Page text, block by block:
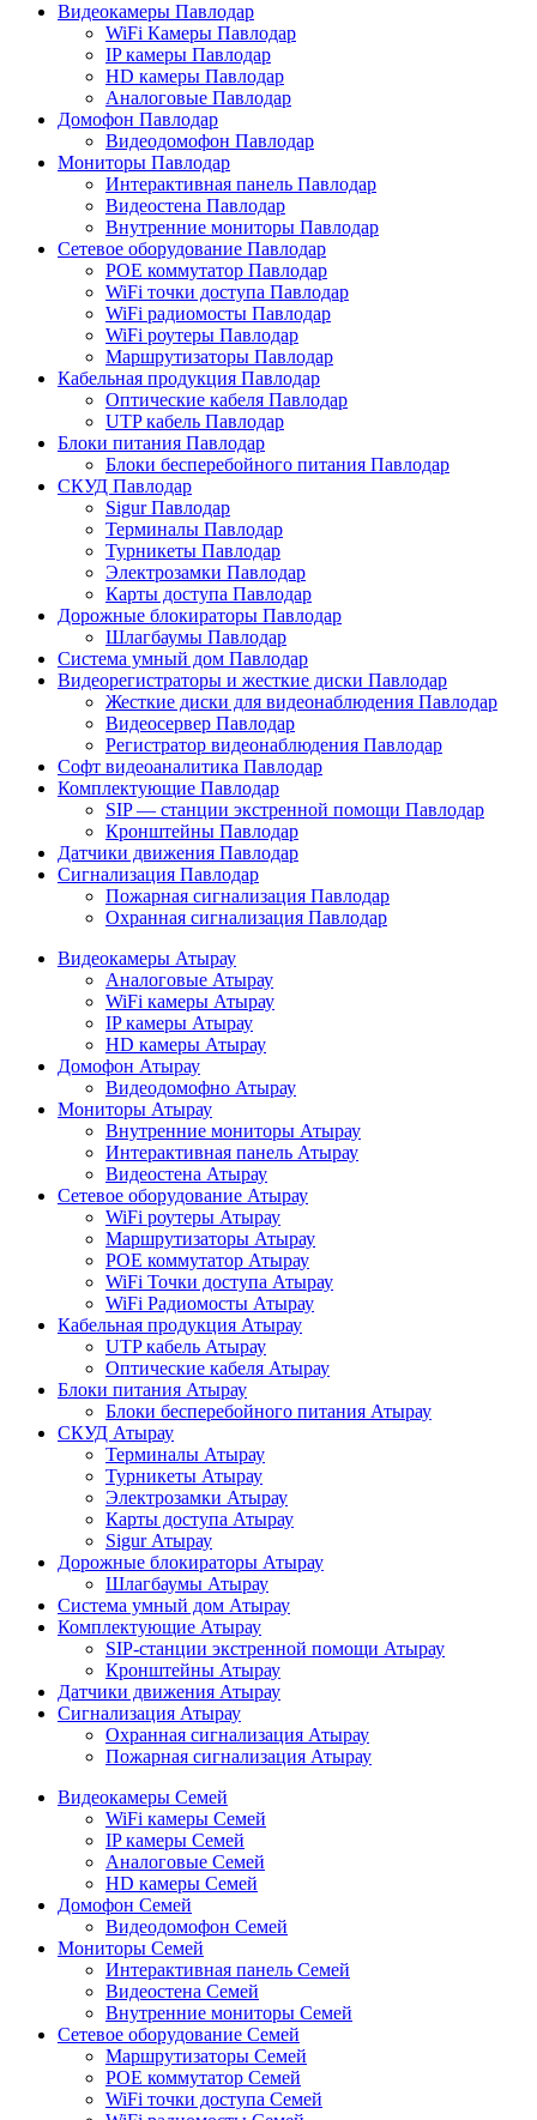
Видеокамеры Павлодар
WiFi Камеры Павлодар
IP камеры Павлодар
HD камеры Павлодар
Аналоговые Павлодар
Домофон Павлодар
Видеодомофон Павлодар
Мониторы Павлодар
Интерактивная панель Павлодар
Видеостена Павлодар
Внутренние мониторы Павлодар
Сетевое оборудование Павлодар
POE коммутатор Павлодар
WiFi точки доступа Павлодар
WiFi радиомосты Павлодар
WiFi роутеры Павлодар
Маршрутизаторы Павлодар
Кабельная продукция Павлодар
Оптические кабеля Павлодар
UTP кабель Павлодар
Блоки питания Павлодар
Блоки бесперебойного питания Павлодар
СКУД Павлодар
Sigur Павлодар
Терминалы Павлодар
Турникеты Павлодар
Электрозамки Павлодар
Карты доступа Павлодар
Дорожные блокираторы Павлодар
Шлагбаумы Павлодар
Система умный дом Павлодар
Видеорегистраторы и жесткие диски Павлодар
Жесткие диски для видеонаблюдения Павлодар
Видеосервер Павлодар
Регистратор видеонаблюдения Павлодар
Софт видеоаналитика Павлодар
Комплектующие Павлодар
SIP — станции экстренной помощи Павлодар
Кронштейны Павлодар
Датчики движения Павлодар
Сигнализация Павлодар
Пожарная сигнализация Павлодар
Охранная сигнализация Павлодар
Видеокамеры Атырау
Аналоговые Атырау
WiFi камеры Атырау
IP камеры Атырау
HD камеры Атырау
Домофон Атырау
Видеодомофно Атырау
Мониторы Атырау
Внутренние мониторы Атырау
Интерактивная панель Атырау
Видеостена Атырау
Сетевое оборудование Атырау
WiFi роутеры Атырау
Маршрутизаторы Атырау
POE коммутатор Атырау
WiFi Точки доступа Атырау
WiFi Радиомосты Атырау
Кабельная продукция Атырау
UTP кабель Атырау
Оптические кабеля Атырау
Блоки питания Атырау
Блоки бесперебойного питания Атырау
СКУД Атырау
Терминалы Атырау
Турникеты Атырау
Электрозамки Атырау
Карты доступа Атырау
Sigur Атырау
Дорожные блокираторы Атырау
Шлагбаумы Атырау
Система умный дом Атырау
Комплектующие Атырау
SIP-станции экстренной помощи Атырау
Кронштейны Атырау
Датчики движения Атырау
Сигнализация Атырау
Охранная сигнализация Атырау
Пожарная сигнализация Атырау
Видеокамеры Семей
WiFi камеры Семей
IP камеры Семей
Аналоговые Семей
HD камеры Семей
Домофон Семей
Видеодомофон Семей
Мониторы Семей
Интерактивная панель Семей
Видеостена Семей
Внутренние мониторы Семей
Сетевое оборудование Семей
Маршрутизаторы Семей
POE коммутатор Семей
WiFi точки доступа Семей